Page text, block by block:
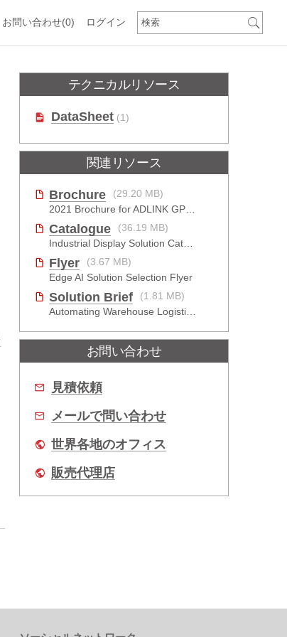
お問い合わせ(0) ログイン
テクニカルリソース
DataSheet (1)
関連リソース
Brochure
(29.20 MB)
2021 Brochure for ​ADLINK GPU Solutions
Catalogue
(36.19 MB)
Industrial Display Solution Catalog 2026
Flyer
(3.67 MB)
Edge AI Solution Selection Flyer
Solution Brief
(1.81 MB)
Automating Warehouse Logistics with AI
お問い合わせ
見積依頼
メールで問い合わせ
世界各地のオフィス
販売代理店